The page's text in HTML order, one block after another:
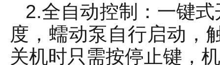
2.全自动控制：一键
度，蠕动泵自行启动，
关机时只需按停止键，